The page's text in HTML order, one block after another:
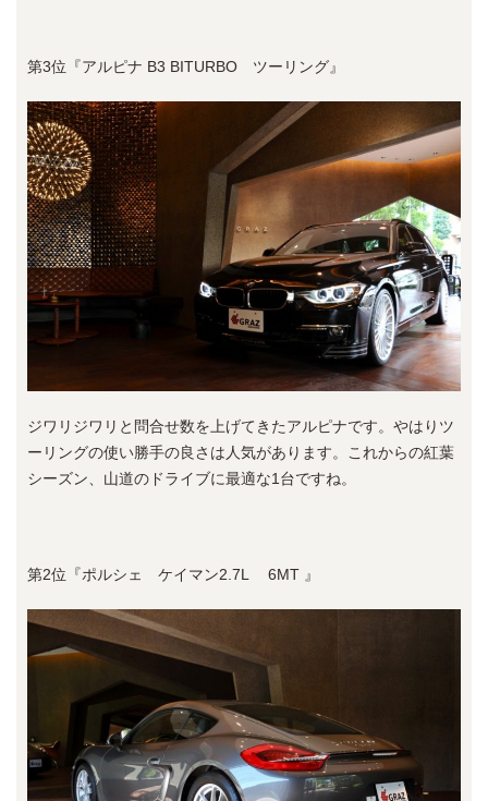
第3位『アルピナ B3 BITURBO ツーリング』
ジワリジワリと問合せ数を上げてきたアルピナです。やはりツ
ーリングの使い勝手の良さは人気があります。これからの紅葉
シーズン、山道のドライブに最適な1台ですね。
第2位『ポルシェ ケイマン2.7L 6MT 』